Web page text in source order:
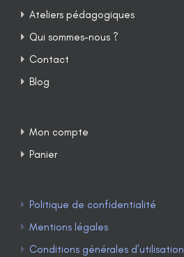
Ateliers pédagogiques
Qui sommes-nous ?
Contact
Blog
Mon compte
Panier
Politique de confidentialité
Mentions légales
Conditions générales d’utilisation